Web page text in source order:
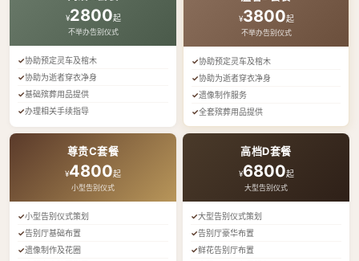
¥2800起
不举办告别仪式
协助预定灵车及棺木
协助为逝者穿衣净身
基础殡葬用品提供
办理相关手续指导
¥3800起
不举办告别仪式
协助预定灵车及棺木
协助为逝者穿衣净身
遗像制作服务
全套殡葬用品提供
尊贵C套餐
¥4800起
小型告别仪式
小型告别仪式策划
告别厅基础布置
遗像制作及花圈
高档D套餐
¥6800起
大型告别仪式
大型告别仪式策划
告别厅豪华布置
鲜花告别厅布置